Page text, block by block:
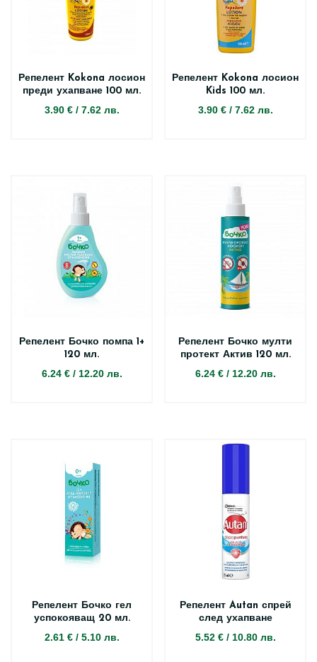
Репелент Kokona лосион
преди ухапване 100 мл.
3.90 €/ 7.62 лв.
Репелент Kokona лосион
Kids 100 мл.
3.90 €/ 7.62 лв.
Репелент Бочко помпа 1+
120 мл.
6.24 €/ 12.20 лв.
Репелент Бочко мулти
протект Актив 120 мл.
6.24 €/ 12.20 лв.
Репелент Бочко гел
успокояващ 20 мл.
2.61 €/ 5.10 лв.
Репелент Autan спрей
след ухапване
5.52 €/ 10.80 лв.